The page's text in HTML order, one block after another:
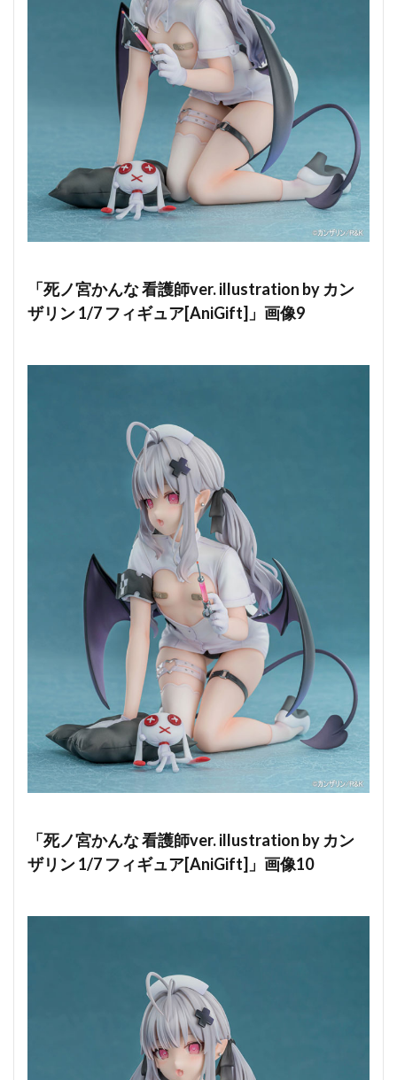
「死ノ宮かんな 看護師ver. illustration by カン
ザリン 1/7 フィギュア[AniGift]」画像9
「死ノ宮かんな 看護師ver. illustration by カン
ザリン 1/7 フィギュア[AniGift]」画像10